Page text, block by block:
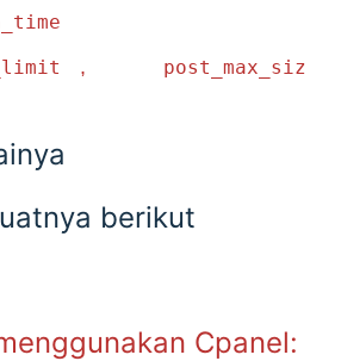
,
post_max_siz
berikut
Cpanel: